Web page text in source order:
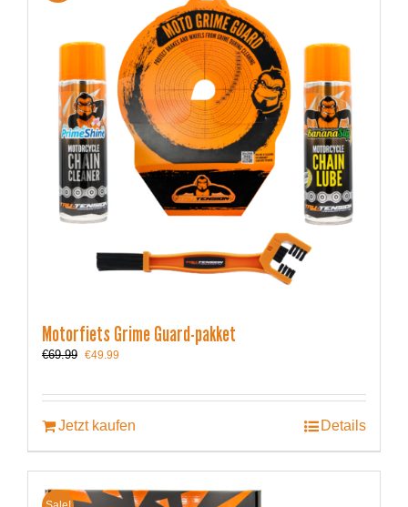
Motorfiets Grime Guard-pakket
€69.99 Ursprünglicher
€69.99
€49.99
€49.99.
Jetzt kaufen Details